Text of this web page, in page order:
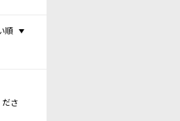
順
さ